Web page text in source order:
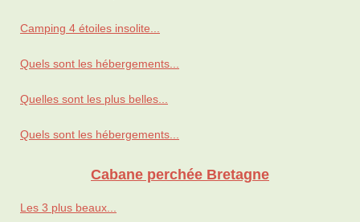
Camping 4 étoiles insolite...
Quels sont les hébergements...
Quelles sont les plus belles...
Quels sont les hébergements...
Cabane perchée Bretagne
Les 3 plus beaux...